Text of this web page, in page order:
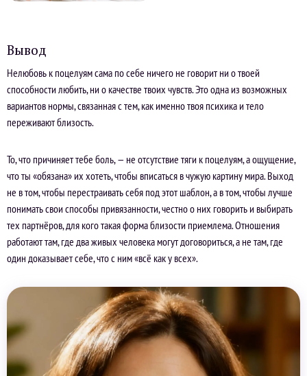
Вывод
Нелюбовь к поцелуям сама по себе ничего не говорит ни о твоей
способности любить, ни о качестве твоих чувств. Это одна из возможных
вариантов нормы, связанная с тем, как именно твоя психика и тело
переживают близость.
То, что причиняет тебе боль, — не отсутствие тяги к поцелуям, а ощущение,
что ты «обязана» их хотеть, чтобы вписаться в чужую картину мира. Выход
не в том, чтобы перестраивать себя под этот шаблон, а в том, чтобы лучше
понимать свои способы привязанности, честно о них говорить и выбирать
тех партнёров, для кого такая форма близости приемлема. Отношения
работают там, где два живых человека могут договориться, а не там, где
один доказывает себе, что с ним «всё как у всех».